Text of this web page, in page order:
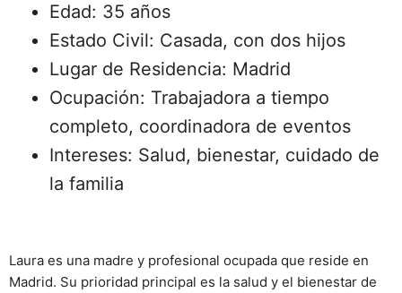
Edad: 35 años
Estado Civil: Casada, con dos hijos
Lugar de Residencia: Madrid
Ocupación: Trabajadora a tiempo
completo, coordinadora de eventos
Intereses: Salud, bienestar, cuidado de
la familia
Laura es una madre y profesional ocupada que reside en
Madrid. Su prioridad principal es la salud y el bienestar de